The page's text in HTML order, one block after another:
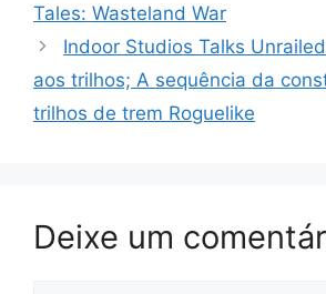
Tales: Wasteland War
Indoor Studios Talks
aos trilhos; A sequência da
trilhos de trem Roguelike
Deixe um